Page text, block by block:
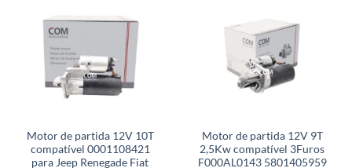
Motor de partida 12V 10T
compatível 0001108421
para Jeep Renegade Fiat
Motor de partida 12V 9T
2,5Kw compatível 3Furos
F000AL0143 5801405959